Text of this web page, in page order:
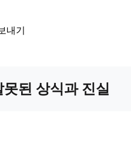
내기
된 상식과 진실